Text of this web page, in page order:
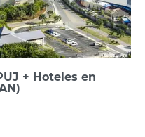
+ Hoteles en